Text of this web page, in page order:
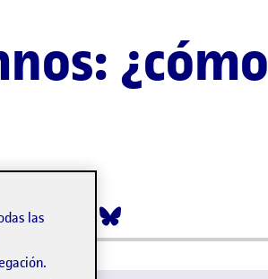
¿cómo
las